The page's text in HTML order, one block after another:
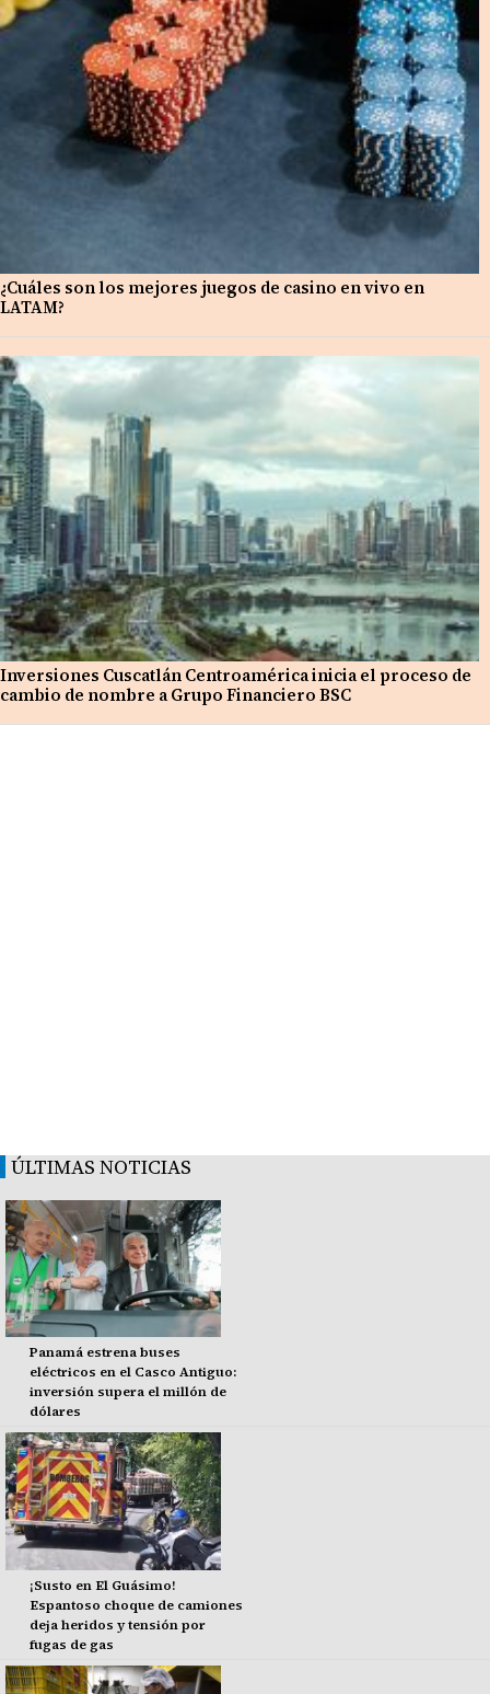
¿Cuáles son los mejores juegos de casino en vivo en
LATAM?
Inversiones Cuscatlán Centroamérica inicia el proceso de
cambio de nombre a Grupo Financiero BSC
ÚLTIMAS NOTICIAS
Panamá estrena buses
eléctricos en el Casco Antiguo:
inversión supera el millón de
dólares
¡Susto en El Guásimo!
Espantoso choque de camiones
deja heridos y tensión por
fugas de gas